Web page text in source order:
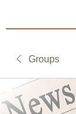
Groups